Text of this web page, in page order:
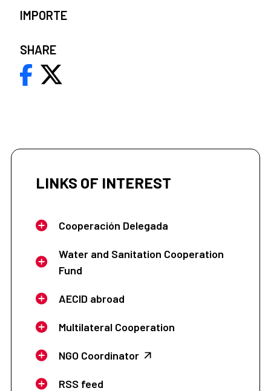
IMPORTE
SHARE
LINKS OF INTEREST
Cooperación Delegada
Water and Sanitation Cooperation
Fund
AECID abroad
Multilateral Cooperation
NGO Coordinator
RSS feed